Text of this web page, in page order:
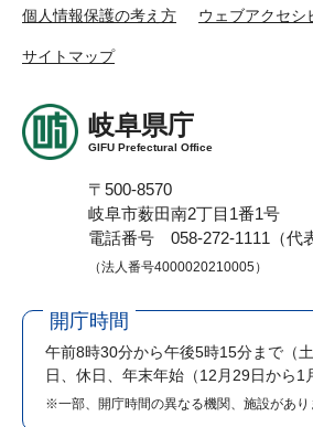
個人情報保護の考え方 ウェブアクセシ
サイトマップ
岐阜県庁
GIFU Prefectural Office
〒500-8570
岐阜市薮田南2丁目1番1号
電話番号 058-272-1111（代
（法人番号4000020210005）
開庁時間
午前8時30分から午後5時15分まで （
日、休日、年末年始（12月29日から1
※一部、開庁時間の異なる機関、施設があり